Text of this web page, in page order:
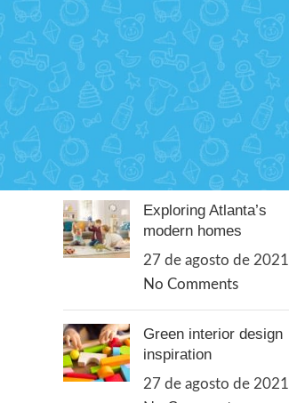
Decoration
Design trends
Furniture
Inspiration
RECENT POSTS
Exploring Atlanta’s
modern homes
27 de agosto de 2021
No Comments
Green interior design
inspiration
27 de agosto de 2021